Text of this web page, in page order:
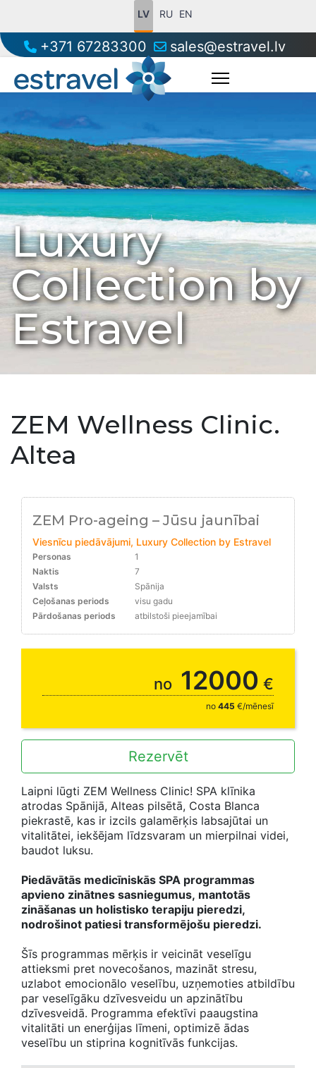
LV RU EN
+371 67283300 sales@estravel.lv
Luxury
Collection by
Estravel
ZEM Wellness Clinic.
Altea
ZEM Pro-ageing – Jūsu jaunībai
Viesnīcu piedāvājumi, Luxury Collection by Estravel
Personas
1
Naktis
7
Valsts
Spānija
Ceļošanas periods
visu gadu
Pārdošanas periods
atbilstoši pieejamībai
no 12000 €
no 445 €/mēnesī
Rezervēt
Laipni lūgti ZEM Wellness Clinic! SPA klīnika
atrodas Spānijā, Alteas pilsētā, Costa Blanca
piekrastē, kas ir izcils galamērķis labsajūtai un
vitalitātei, iekšējam līdzsvaram un mierpilnai videi,
baudot luksu.
Piedāvātās medicīniskās SPA programmas
apvieno zinātnes sasniegumus, mantotās
zināšanas un holistisko terapiju pieredzi,
nodrošinot patiesi transformējošu pieredzi.
Šīs programmas mērķis ir veicināt veselīgu
attieksmi pret novecošanos, mazināt stresu,
uzlabot emocionālo veselību, uzņemoties atbildību
par veselīgāku dzīvesveidu un apzinātību
dzīvesveidā. Programma efektīvi paaugstina
vitalitāti un enerģijas līmeni, optimizē ādas
veselību un stiprina kognitīvās funkcijas.